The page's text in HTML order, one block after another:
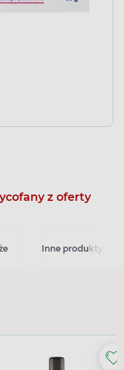
z oferty
Inne produkty z